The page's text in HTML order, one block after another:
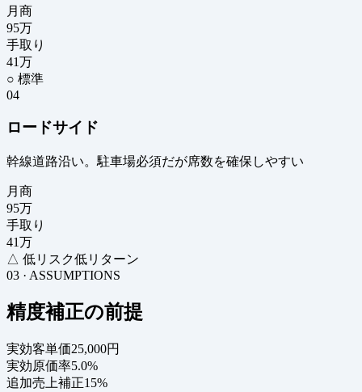
月商
95万
手取り
41万
○ 標準
04
ロードサイド
幹線道路沿い。駐車場必須だが席数を確保しやすい
月商
95万
手取り
41万
△ 低リスク低リターン
03 · ASSUMPTIONS
精度補正の前提
実効客単価25,000円
実効原価率5.0%
追加売上補正15%